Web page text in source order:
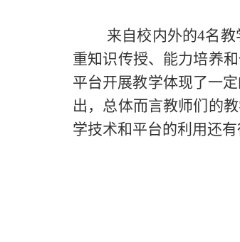
来自校内外的4名教
重知识传授、能力培养
平台开展教学体现了一
出，总体而言教师们的
学技术和平台的利用还有